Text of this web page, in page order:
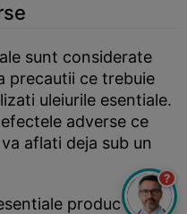
sunt considerate
precautii ce trebuie
uleiurile esentiale.
adverse ce
aflati deja sub un
produc
?